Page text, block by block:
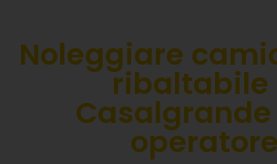
Noleggiare
ribaltabile
Casalgrande
operatore